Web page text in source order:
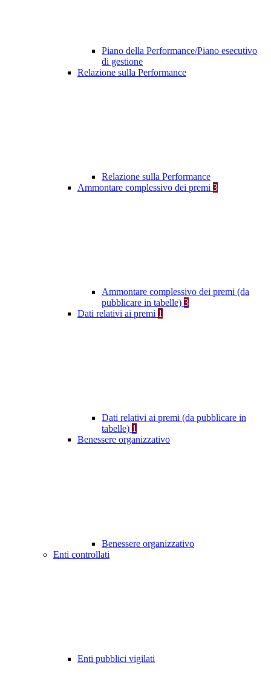
Piano della Performance/Piano esecutivo
di gestione
Relazione sulla Performance
Relazione sulla Performance
Ammontare complessivo dei premi 3
Ammontare complessivo dei premi (da
pubblicare in tabelle) 3
Dati relativi ai premi 1
Dati relativi ai premi (da pubblicare in
tabelle) 1
Benessere organizzativo
Benessere organizzativo
Enti controllati
Enti pubblici vigilati